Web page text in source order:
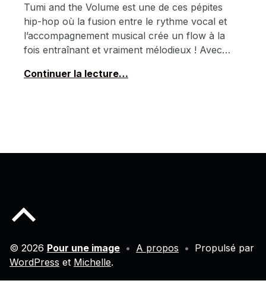
Tumi and the Volume est une de ces pépites
hip-hop où la fusion entre le rythme vocal et
l’accompagnement musical crée un flow à la
fois entraînant et vraiment mélodieux ! Avec…
Continuer la lecture…
© 2026 Pour une image • A propos • Propulsé par
WordPress et Michelle.